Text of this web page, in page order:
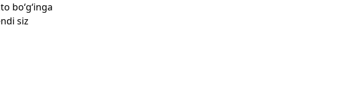
bo‘g‘inga
siz